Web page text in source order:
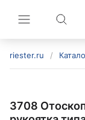
riester.ru /
3708